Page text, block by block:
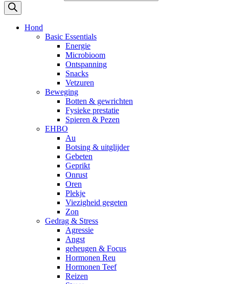
Hond
Basic Essentials
Energie
Microbioom
Ontspanning
Snacks
Vetzuren
Beweging
Botten & gewrichten
Fysieke prestatie
Spieren & Pezen
EHBO
Au
Botsing & uitglijder
Gebeten
Geprikt
Onrust
Oren
Plekje
Viezigheid gegeten
Zon
Gedrag & Stress
Agressie
Angst
geheugen & Focus
Hormonen Reu
Hormonen Teef
Reizen